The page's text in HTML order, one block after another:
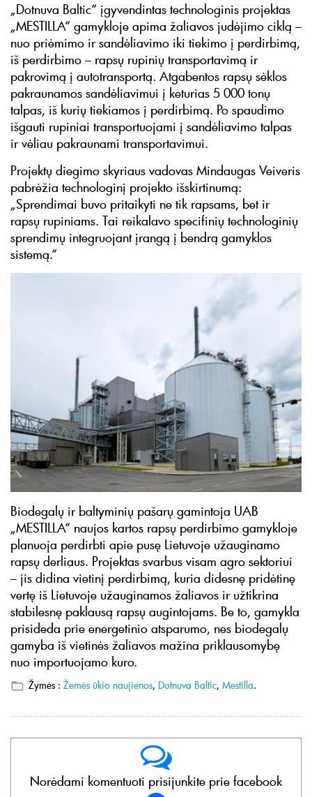
„Dotnuva Baltic“ įgyvendintas technologinis projektas
„MESTILLA“ gamykloje apima žaliavos judėjimo ciklą –
nuo priėmimo ir sandėliavimo iki tiekimo į perdirbimą,
iš perdirbimo – rapsų rupinių transportavimą ir
pakrovimą į autotransportą. Atgabentos rapsų sėklos
pakraunamos sandėliavimui į keturias 5 000 tonų
talpas, iš kurių tiekiamos į perdirbimą. Po spaudimo
išgauti rupiniai transportuojami į sandėliavimo talpas
ir vėliau pakraunami transportavimui.
Projektų diegimo skyriaus vadovas Mindaugas Veiveris
pabrėžia technologinį projekto išskirtinumą:
„Sprendimai buvo pritaikyti ne tik rapsams, bet ir
rapsų rupiniams. Tai reikalavo specifinių technologinių
sprendimų integruojant įrangą į bendrą gamyklos
sistemą.“
Biodegalų ir baltyminių pašarų gamintoja UAB
„MESTILLA“ naujos kartos rapsų perdirbimo gamykloje
planuoja perdirbti apie pusę Lietuvoje užauginamo
rapsų derliaus. Projektas svarbus visam agro sektoriui
– jis didina vietinį perdirbimą, kuria didesnę pridėtinę
vertę iš Lietuvoje užauginamos žaliavos ir užtikrina
stabilesnę paklausą rapsų augintojams. Be to, gamykla
prisideda prie energetinio atsparumo, nes biodegalų
gamyba iš vietinės žaliavos mažina priklausomybę
nuo importuojamo kuro.
Žymės : Žemės ūkio naujienos, Dotnuva Baltic, Mestilla.
Norėdami komentuoti prisijunkite prie facebook